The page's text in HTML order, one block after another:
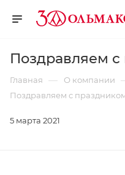
Поздравляем
Главная — О компании
Поздравляем с
5 марта 2021